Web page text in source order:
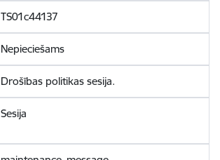
TS01c44137
Nepieciešams
Drošības politikas sesija.
Sesija